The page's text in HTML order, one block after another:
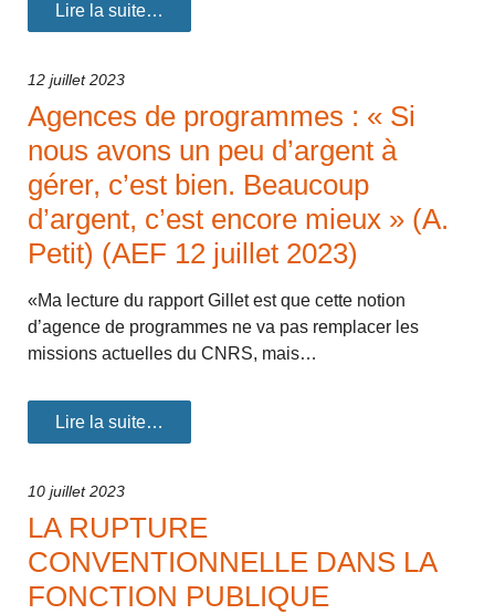
Lire la suite…
12 juillet 2023
Agences de programmes : « Si
nous avons un peu d’argent à
gérer, c’est bien. Beaucoup
d’argent, c’est encore mieux » (A.
Petit) (AEF 12 juillet 2023)
«Ma lecture du rapport Gillet est que cette notion
d’agence de programmes ne va pas remplacer les
missions actuelles du CNRS, mais…
Lire la suite…
10 juillet 2023
LA RUPTURE
CONVENTIONNELLE DANS LA
FONCTION PUBLIQUE